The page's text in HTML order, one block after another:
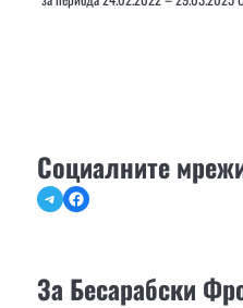
Социалните
TelegramFacebook
За Бесарабски